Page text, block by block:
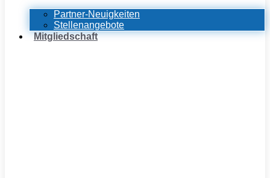
Partner-Neuigkeiten
Stellenangebote
Mitgliedschaft